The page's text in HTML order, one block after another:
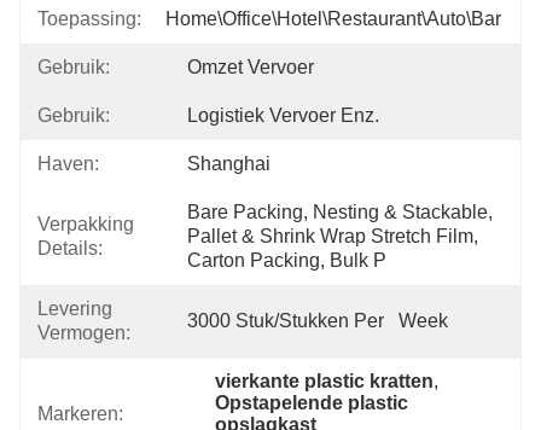
Toepassing: Home\Office\Hotel\Restaurant\Auto\Bar
Gebruik: Omzet Vervoer
Gebruik: Logistiek Vervoer Enz.
Haven: Shanghai
Verpakking
Details:
Bare Packing, Nesting & Stackable,
Pallet & Shrink Wrap Stretch Film,
Carton Packing, Bulk P
Levering
Vermogen:
3000 Stuk/Stukken Per   Week
Markeren:
vierkante plastic kratten,
Opstapelende plastic
opslagkast